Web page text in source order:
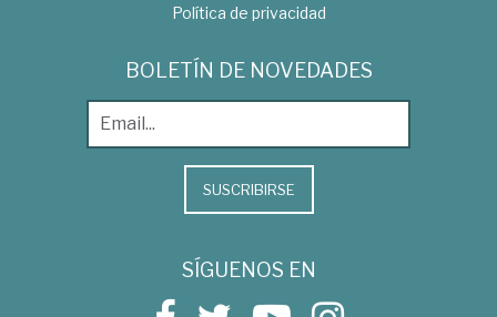
Política de privacidad
BOLETÍN DE NOVEDADES
SUSCRIBIRSE
SÍGUENOS EN